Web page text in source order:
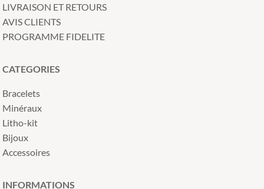
LIVRAISON ET RETOURS
AVIS CLIENTS
PROGRAMME FIDELITE
CATEGORIES
Bracelets
Minéraux
Litho-kit
Bijoux
Accessoires
INFORMATIONS